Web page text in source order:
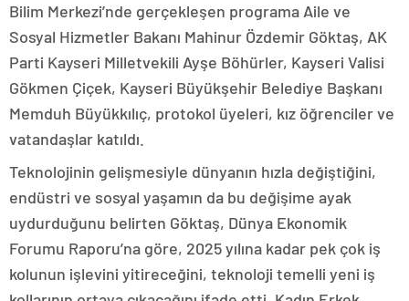
Bilim Merkezi’nde gerçekleşen programa Aile ve
Sosyal Hizmetler Bakanı Mahinur Özdemir Göktaş, AK
Parti Kayseri Milletvekili Ayşe Böhürler, Kayseri Valisi
Gökmen Çiçek, Kayseri Büyükşehir Belediye Başkanı
Memduh Büyükkılıç, protokol üyeleri, kız öğrenciler ve
vatandaşlar katıldı.
Teknolojinin gelişmesiyle dünyanın hızla değiştiğini,
endüstri ve sosyal yaşamın da bu değişime ayak
uydurduğunu belirten Göktaş, Dünya Ekonomik
Forumu Raporu’na göre, 2025 yılına kadar pek çok iş
kolunun işlevini yitireceğini, teknoloji temelli yeni iş